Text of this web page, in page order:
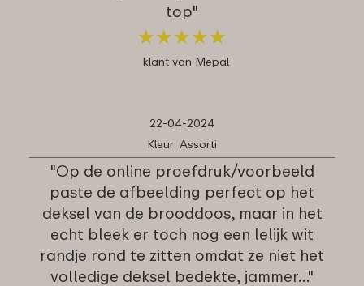
top"
★★★★★
★★★★★
klant van Mepal
22-04-2024
Kleur: Assorti
"Op de online proefdruk/voorbeeld
paste de afbeelding perfect op het
deksel van de brooddoos, maar in het
echt bleek er toch nog een lelijk wit
randje rond te zitten omdat ze niet het
volledige deksel bedekte, jammer…"